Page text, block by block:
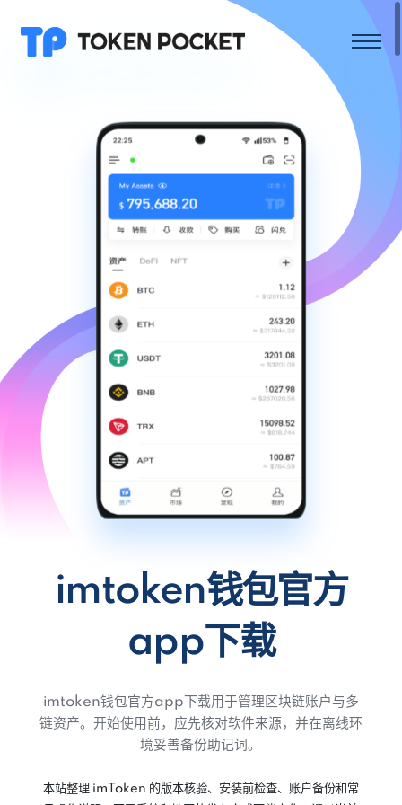
imtoken钱包官方
app下载
imtoken钱包官方app下载用于管理区块链账户与多
链资产。开始使用前，应先核对软件来源，并在离线环
境妥善备份助记词。
本站整理 imToken 的版本核验、安装前检查、账户备份和常